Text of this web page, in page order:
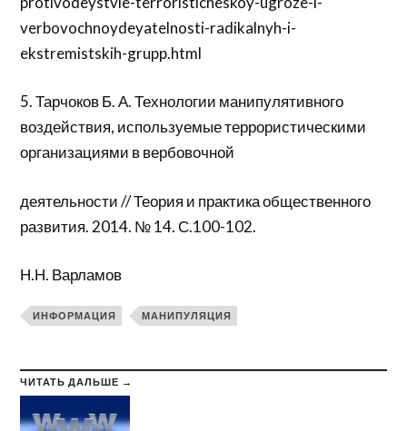
verbovochnoydeyatelnosti-radikalnyh-i-
ekstremistskih-grupp.html
5. Тарчоков Б. А. Технологии манипулятивного
воздействия, используемые террористическими
организациями в вербовочной
деятельности // Теория и практика общественного
развития. 2014. № 14. С.100-102.
Н.Н. Варламов
ИНФОРМАЦИЯ МАНИПУЛЯЦИЯ
ЧИТАТЬ ДАЛЬШЕ →